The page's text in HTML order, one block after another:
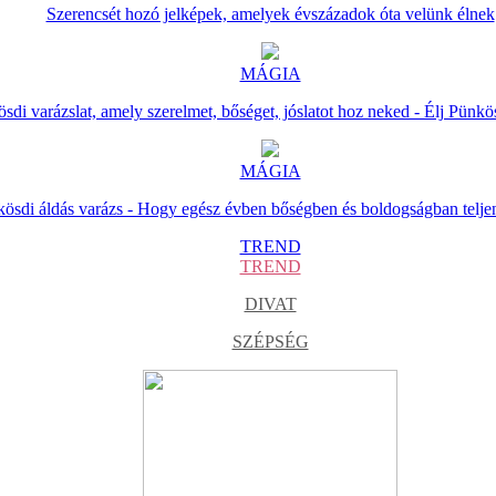
Szerencsét hozó jelképek, amelyek évszázadok óta velünk élnek
MÁGIA
varázslat, amely szerelmet, bőséget, jóslatot hoz neked - Élj
MÁGIA
áldás varázs - Hogy egész évben bőségben és boldogságban
TREND
TREND
DIVAT
SZÉPSÉG